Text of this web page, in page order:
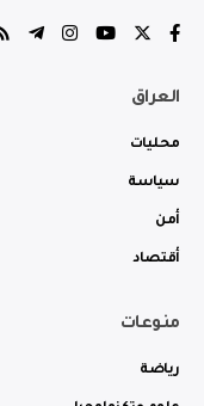
العراق
محليات
سياسة
أمن
أقتصاد
منوعات
رياضة